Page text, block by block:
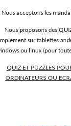
Nous acceptons les
Nous proposons des
sur tablettes
ou linux (pour
QUIZ ET PUZZLES
ORDINATEURS OU